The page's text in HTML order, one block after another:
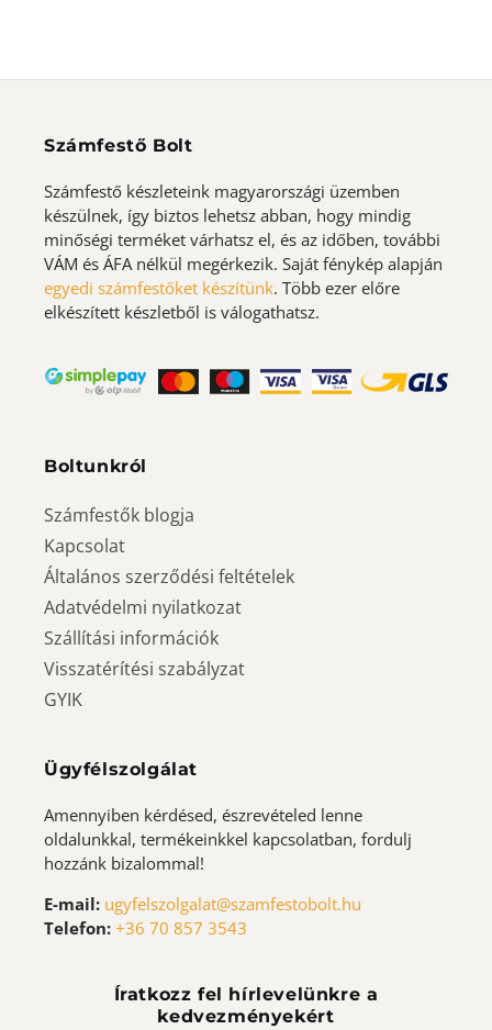
Számfestő Bolt
Számfestő készleteink magyarországi üzemben
készülnek, így biztos lehetsz abban, hogy mindig
minőségi terméket várhatsz el, és az időben, további
VÁM és ÁFA nélkül megérkezik. Saját fénykép alapján
egyedi számfestőket készítünk. Több ezer előre
elkészített készletből is válogathatsz.
Boltunkról
Számfestők blogja
Kapcsolat
Általános szerződési feltételek
Adatvédelmi nyilatkozat
Szállítási információk
Visszatérítési szabályzat
GYIK
Ügyfélszolgálat
Amennyiben kérdésed, észrevételed lenne
oldalunkkal, termékeinkkel kapcsolatban, fordulj
hozzánk bizalommal!
E-mail: ugyfelszolgalat@szamfestobolt.hu
Telefon: +36 70 857 3543
Íratkozz fel hírlevelünkre a
kedvezményekért